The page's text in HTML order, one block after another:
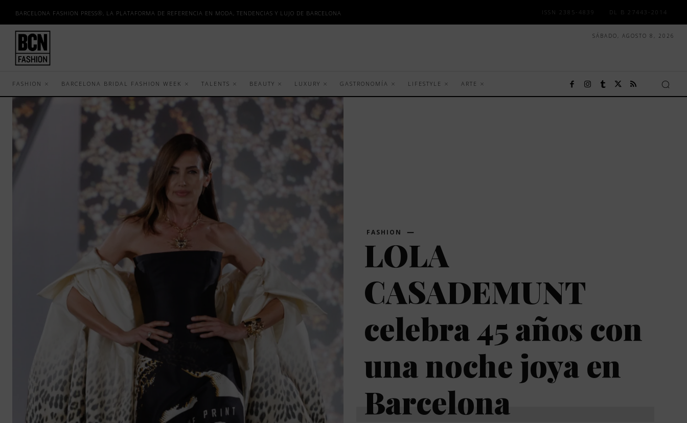
BARCELONA FASHION PRESS®, LA PLATAFORMA DE REFERENCIA EN MODA, TENDENCIAS Y LUJO DE BARCELONA ISSN 2385-4839 DL B 27443-2014
SÁBADO, AGOSTO 8, 2026
FASHION BARCELONA BRIDAL FASHION WEEK TALENTS BEAUTY LUXURY GASTRONOMÍA LIFESTYLE ARTE
FASHION
LOLA
CASADEMUNT
celebra 45 años con
una noche joya en
Barcelona